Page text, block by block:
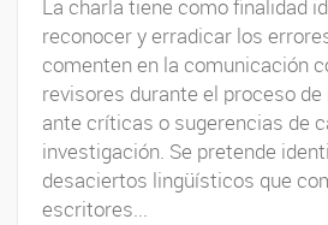
La charla tiene como finalidad
reconocer y erradicar los
comenten en la comunicación
revisores durante el proceso
ante críticas o sugerencias de
investigación. Se pretende
desaciertos lingüísticos que
escritores...